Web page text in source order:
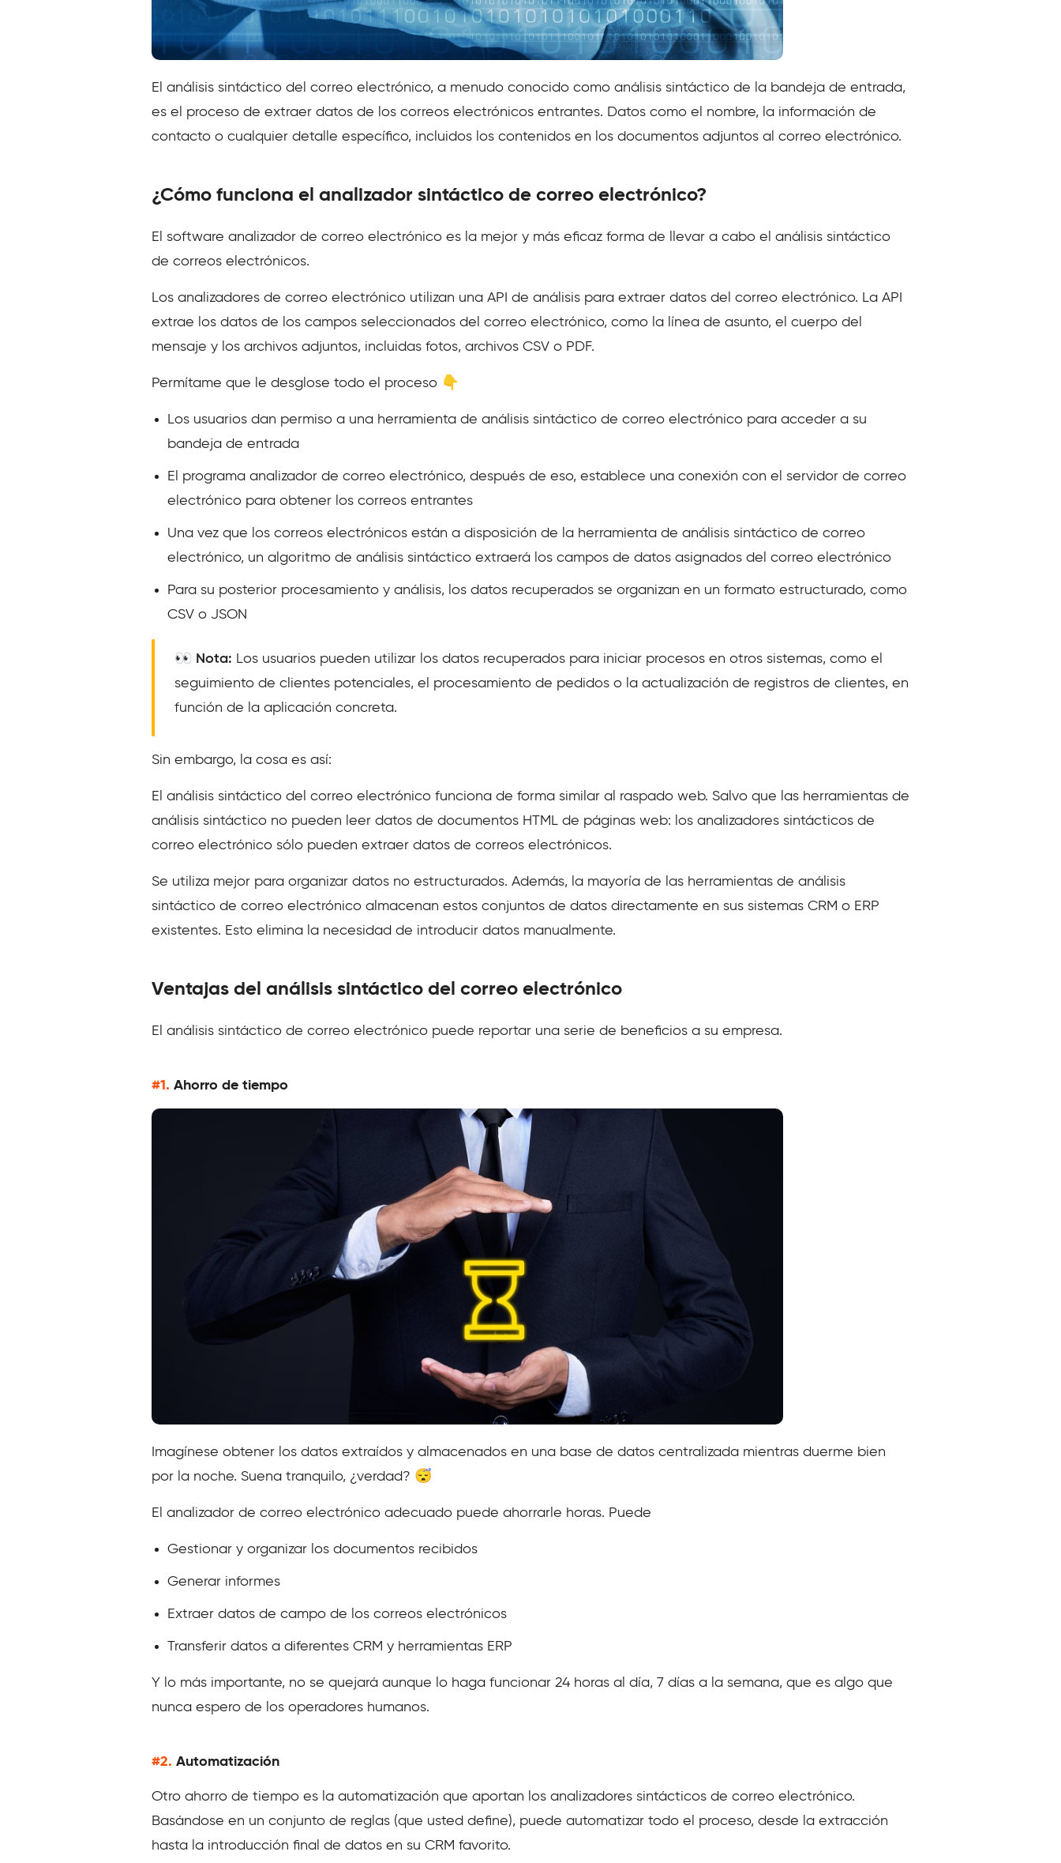
El análisis sintáctico del correo electrónico, a menudo conocido como análisis sintáctico de la bandeja de entrada,
es el proceso de extraer datos de los correos electrónicos entrantes. Datos como el nombre, la información de
contacto o cualquier detalle específico, incluidos los contenidos en los documentos adjuntos al correo electrónico.
¿Cómo funciona el analizador sintáctico de correo electrónico?
El software analizador de correo electrónico es la mejor y más eficaz forma de llevar a cabo el análisis sintáctico
de correos electrónicos.
Los analizadores de correo electrónico utilizan una API de análisis para extraer datos del correo electrónico. La API
extrae los datos de los campos seleccionados del correo electrónico, como la línea de asunto, el cuerpo del
mensaje y los archivos adjuntos, incluidas fotos, archivos CSV o PDF.
Permítame que le desglose todo el proceso 👇
Los usuarios dan permiso a una herramienta de análisis sintáctico de correo electrónico para acceder a su
bandeja de entrada
El programa analizador de correo electrónico, después de eso, establece una conexión con el servidor de correo
electrónico para obtener los correos entrantes
Una vez que los correos electrónicos están a disposición de la herramienta de análisis sintáctico de correo
electrónico, un algoritmo de análisis sintáctico extraerá los campos de datos asignados del correo electrónico
Para su posterior procesamiento y análisis, los datos recuperados se organizan en un formato estructurado, como
CSV o JSON
👀 Nota: Los usuarios pueden utilizar los datos recuperados para iniciar procesos en otros sistemas, como el
seguimiento de clientes potenciales, el procesamiento de pedidos o la actualización de registros de clientes, en
función de la aplicación concreta.
Sin embargo, la cosa es así:
El análisis sintáctico del correo electrónico funciona de forma similar al raspado web. Salvo que las herramientas de
análisis sintáctico no pueden leer datos de documentos HTML de páginas web: los analizadores sintácticos de
correo electrónico sólo pueden extraer datos de correos electrónicos.
Se utiliza mejor para organizar datos no estructurados. Además, la mayoría de las herramientas de análisis
sintáctico de correo electrónico almacenan estos conjuntos de datos directamente en sus sistemas CRM o ERP
existentes. Esto elimina la necesidad de introducir datos manualmente.
Ventajas del análisis sintáctico del correo electrónico
El análisis sintáctico de correo electrónico puede reportar una serie de beneficios a su empresa.
#1. Ahorro de tiempo
Imagínese obtener los datos extraídos y almacenados en una base de datos centralizada mientras duerme bien
por la noche. Suena tranquilo, ¿verdad? 😴
El analizador de correo electrónico adecuado puede ahorrarle horas. Puede
Gestionar y organizar los documentos recibidos
Generar informes
Extraer datos de campo de los correos electrónicos
Transferir datos a diferentes CRM y herramientas ERP
Y lo más importante, no se quejará aunque lo haga funcionar 24 horas al día, 7 días a la semana, que es algo que
nunca espero de los operadores humanos.
#2. Automatización
Otro ahorro de tiempo es la automatización que aportan los analizadores sintácticos de correo electrónico.
Basándose en un conjunto de reglas (que usted define), puede automatizar todo el proceso, desde la extracción
hasta la introducción final de datos en su CRM favorito.